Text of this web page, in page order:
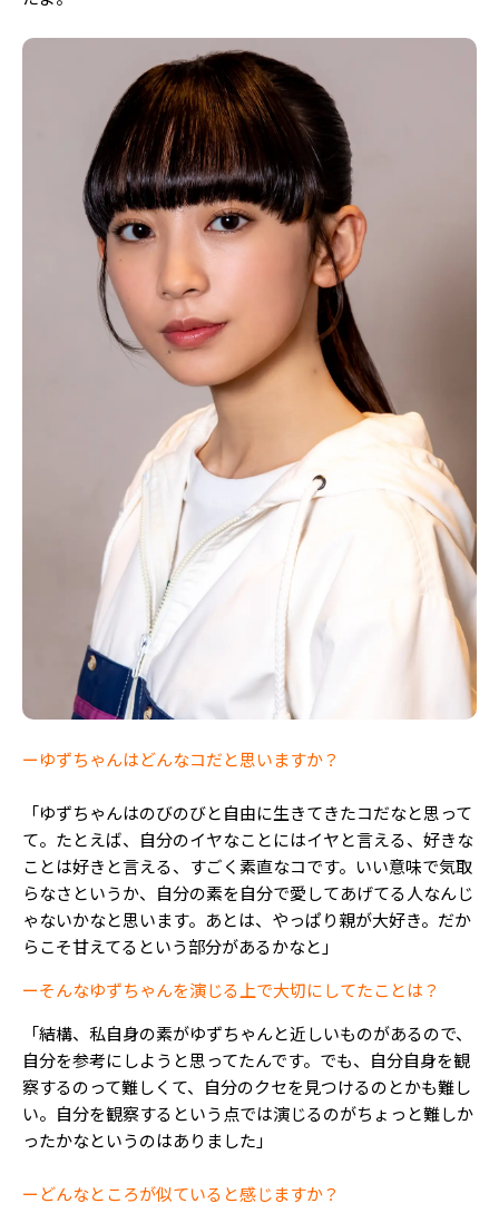
ST member
新規会員登録・ログイン
ーゆずちゃんはどんなコだと思いますか？
「ゆずちゃんはのびのびと自由に生きてきたコだなと思って
て。たとえば、自分のイヤなことにはイヤと言える、好きな
ことは好きと言える、すごく素直なコです。いい意味で気取
らなさというか、自分の素を自分で愛してあげてる人なんじ
ゃないかなと思います。あとは、やっぱり親が大好き。だか
らこそ甘えてるという部分があるかなと」
ーそんなゆずちゃんを演じる上で大切にしてたことは？
「結構、私自身の素がゆずちゃんと近しいものがあるので、
自分を参考にしようと思ってたんです。でも、自分自身を観
察するのって難しくて、自分のクセを見つけるのとかも難し
い。自分を観察するという点では演じるのがちょっと難しか
ったかなというのはありました」
ーどんなところが似ていると感じますか？